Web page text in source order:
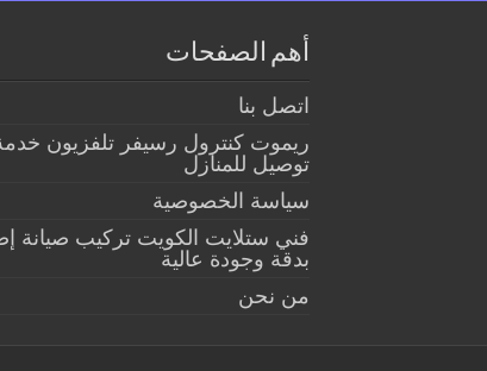
أهم الصفحات
اتصل بنا
ريموت كنترول رسيفر تلفزيون
توصيل للمنازل
سياسة الخصوصية
فني ستلايت الكويت تركيب صيانة
بدقة وجودة عالية
من نحن